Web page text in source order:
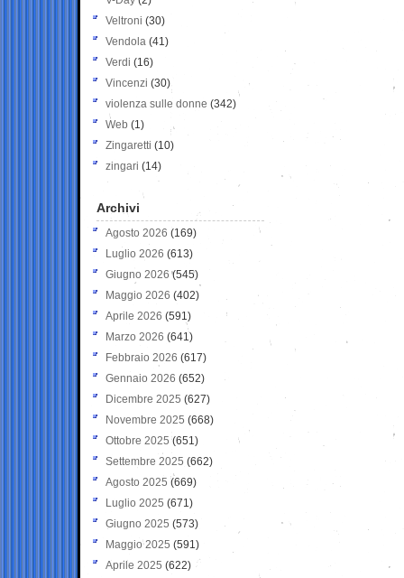
Veltroni (30)
Vendola (41)
Verdi (16)
Vincenzi (30)
violenza sulle donne (342)
Web (1)
Zingaretti (10)
zingari (14)
Archivi
Agosto 2026 (169)
Luglio 2026 (613)
Giugno 2026 (545)
Maggio 2026 (402)
Aprile 2026 (591)
Marzo 2026 (641)
Febbraio 2026 (617)
Gennaio 2026 (652)
Dicembre 2025 (627)
Novembre 2025 (668)
Ottobre 2025 (651)
Settembre 2025 (662)
Agosto 2025 (669)
Luglio 2025 (671)
Giugno 2025 (573)
Maggio 2025 (591)
Aprile 2025 (622)